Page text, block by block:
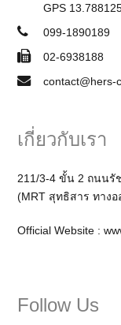
GPS
099-1890189
02-6938188
contact@hers-
เกี่ยวกับเรา
211/3-4 ขั้น 2 ถนนรั
(MRT สุทธิสาร ทางอ
Official Website :
Follow Us